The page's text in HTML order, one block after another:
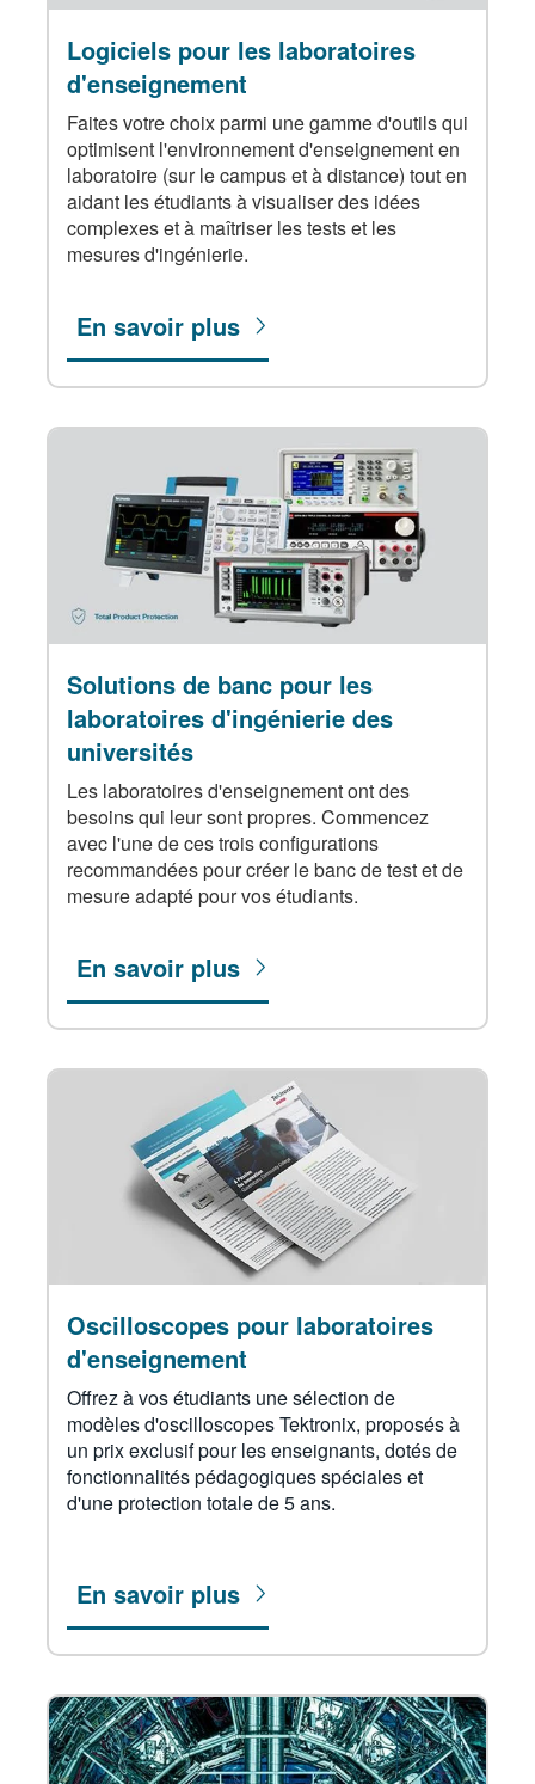
Logiciels pour les laboratoires
d'enseignement
Faites votre choix parmi une gamme d'outils qui
optimisent l'environnement d'enseignement en
laboratoire (sur le campus et à distance) tout en
aidant les étudiants à visualiser des idées
complexes et à maîtriser les tests et les
mesures d'ingénierie.
En savoir plus
Solutions de banc pour les
laboratoires d'ingénierie des
universités
Les laboratoires d'enseignement ont des
besoins qui leur sont propres. Commencez
avec l'une de ces trois configurations
recommandées pour créer le banc de test et de
mesure adapté pour vos étudiants.
En savoir plus
Oscilloscopes pour laboratoires
d'enseignement​
Offrez à vos étudiants une sélection de
modèles d'oscilloscopes Tektronix, proposés à
un prix exclusif pour les enseignants, dotés de
fonctionnalités pédagogiques spéciales et
d'une protection totale de 5 ans.
En savoir plus